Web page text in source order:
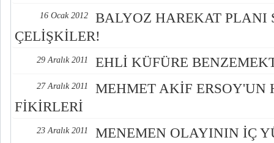
16 Ocak 2012
BALYOZ HAREKAT
ÇELİŞKİLER!
29 Aralık 2011 EHLİ KÜFÜRE
27 Aralık 2011
MEHMET AKİF ERSOY'UN
FİKİRLERİ
23 Aralık 2011 MENEMEN OLAYININ İÇ